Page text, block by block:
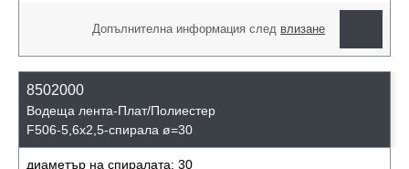
Допълнителна информация след влизане
8502000
Водеща лента-Плат/Полиестер
F506-5,6x2,5-спирала ø=30
диаметър на спиралата: 30